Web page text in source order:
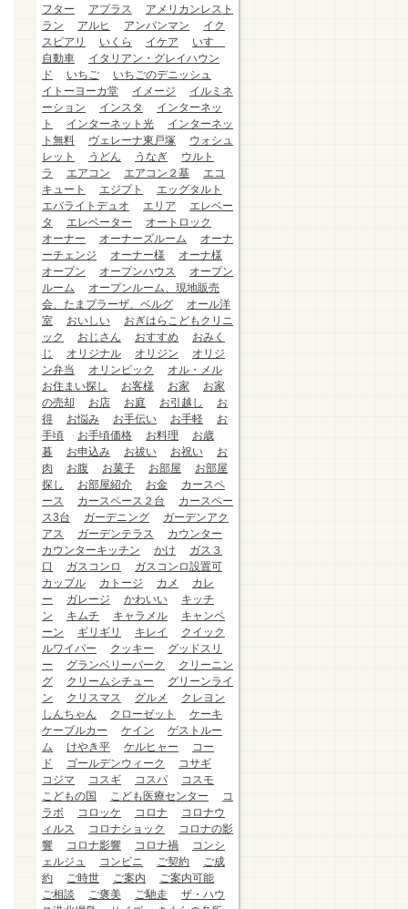
フター
アプラス
アメリカンレスト
ラン
アルヒ アンパンマン
イク
スピアリ
いくら イケア
いすゞ
自動車
イタリアン・グレイハウン
ド
いちご
いちごのデニッシュ
イトーヨーカ堂
イメージ
イルミネ
ーション
インスタ
インターネッ
ト
インターネット光
インターネッ
ト無料
ヴェレーナ東戸塚
ウォシュ
レット
うどん うなぎ
ウルト
ラ
エアコン エアコン２基
エコ
キュート
エジプト
エッグタルト
エバライトデュオ
エリア
エレベー
タ
エレベーター
オートロック
オーナー
オーナーズルーム
オーナ
ーチェンジ
オーナー様
オーナ様
オープン
オープンハウス
オープン
ルーム
オープンルーム、現地販売
会、たまプラーザ、ベルグ
オール洋
室
おいしい
おぎはらこどもクリニ
ック
おじさん おすすめ
おみく
じ
オリジナル オリジン
オリジ
ン弁当
オリンピック
オル・メル
お住まい探し
お客様 お家
お家
の売却
お店 お庭 お引越し
お
得
お悩み お手伝い お手軽
お
手頃
お手頃価格 お料理
お歳
暮
お申込み お祓い お祝い
お
肉
お腹 お菓子 お部屋
お部屋
探し
お部屋紹介 お金
カースペ
ース
カースペース２台
カースペー
ス3台
ガーデニング
ガーデンアク
アス
ガーデンテラス
カウンター
カウンターキッチン
かけ
ガス３
口
ガスコンロ
ガスコンロ設置可
カップル
カトージ カメ
カレ
ー
ガレージ かわいい
キッチ
ン
キムチ キャラメル
キャンペ
ーン
ギリギリ キレイ
クイック
ルワイパー
クッキー
グッドスリ
ー
グランベリーパーク
クリーニン
グ
クリームシチュー
グリーンライ
ン
クリスマス グルメ
クレヨン
しんちゃん
クローゼット
ケーキ
ケーブルカー
ケイン
ゲストルー
ム
けやき平 ケルヒャー
コー
ド
ゴールデンウィーク
コサギ
コジマ
コスギ コスパ
コスモ
こどもの国
こども医療センター
コ
ラボ
コロッケ コロナ
コロナウ
ィルス
コロナショック
コロナの影
響
コロナ影響 コロナ禍
コンシ
ェルジュ
コンビニ ご契約
ご成
約
ご時世 ご案内
ご案内可能
ご相談
ご褒美 ご馳走
ザ・ハウ